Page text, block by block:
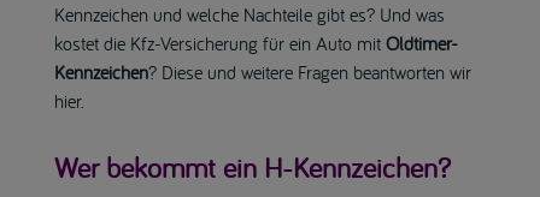
Kennzeichen und welche Nachteile gibt es? Und was
kostet die Kfz-Versicherung für ein Auto mit Oldtimer-
Kennzeichen? Diese und weitere Fragen beantworten wir
hier.
Wer bekommt ein H-Kennzeichen?